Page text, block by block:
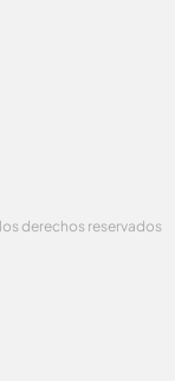
derechos reservados